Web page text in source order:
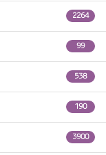
2264
99
538
190
3900